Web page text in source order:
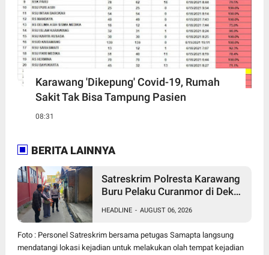
Karawang 'Dikepung' Covid-19, Rumah
Sakit Tak Bisa Tampung Pasien
08:31
BERITA LAINNYA
Satreskrim Polresta Karawang
Buru Pelaku Curanmor di Dekat
Rugi Rp19 Juta
HEADLINE - AUGUST 06, 2026
Foto : Personel Satreskrim bersama petugas Samapta langsung
mendatangi lokasi kejadian untuk melakukan olah tempat kejadian